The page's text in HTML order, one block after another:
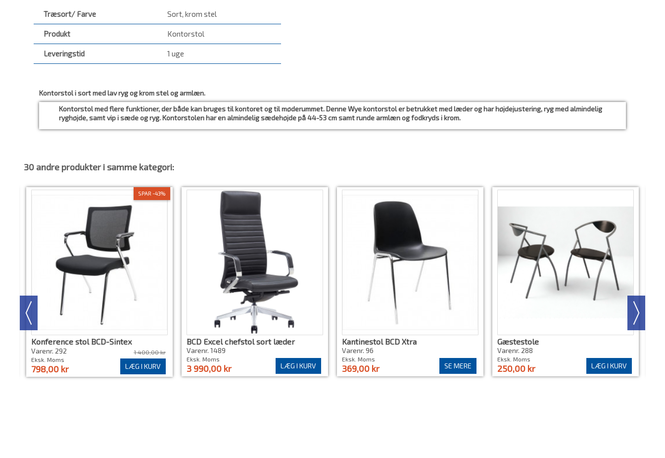
Træsort/ Farve Sort, krom stel
Produkt Kontorstol
Leveringstid 1 uge
Kontorstol i sort med lav ryg og krom stel og armlæn.
Kontorstol med flere funktioner, der både kan bruges til kontoret og til møderummet. Denne Wye kontorstol er betrukket med læder og har højdejustering, ryg med almindelig
ryghøjde, samt vip i sæde og ryg. Kontorstolen har en almindelig sædehøjde på 44-53 cm samt runde armlæn og fodkryds i krom.
30 andre produkter i samme kategori:
SPAR -43%
Konference stol BCD-Sintex
Varenr. 292
Eksk. Moms
798,00 kr
1 400,00 kr
LÆG I KURV
BCD Excel chefstol sort læder
Varenr. 1489
Eksk. Moms
3 990,00 kr LÆG I KURV
Kantinestol BCD Xtra
Varenr. 96
Eksk. Moms
369,00 kr SE MERE
Gæstestole
Varenr. 288
Eksk. Moms
250,00 kr LÆG I KURV